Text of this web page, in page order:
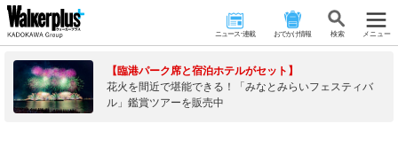
ニュース･連載 おでかけ情報 検 索 メニュー
【臨港パーク席と宿泊ホテルがセット】
花火を間近で堪能できる！「みなとみらいフェスティバ
ル」鑑賞ツアーを販売中